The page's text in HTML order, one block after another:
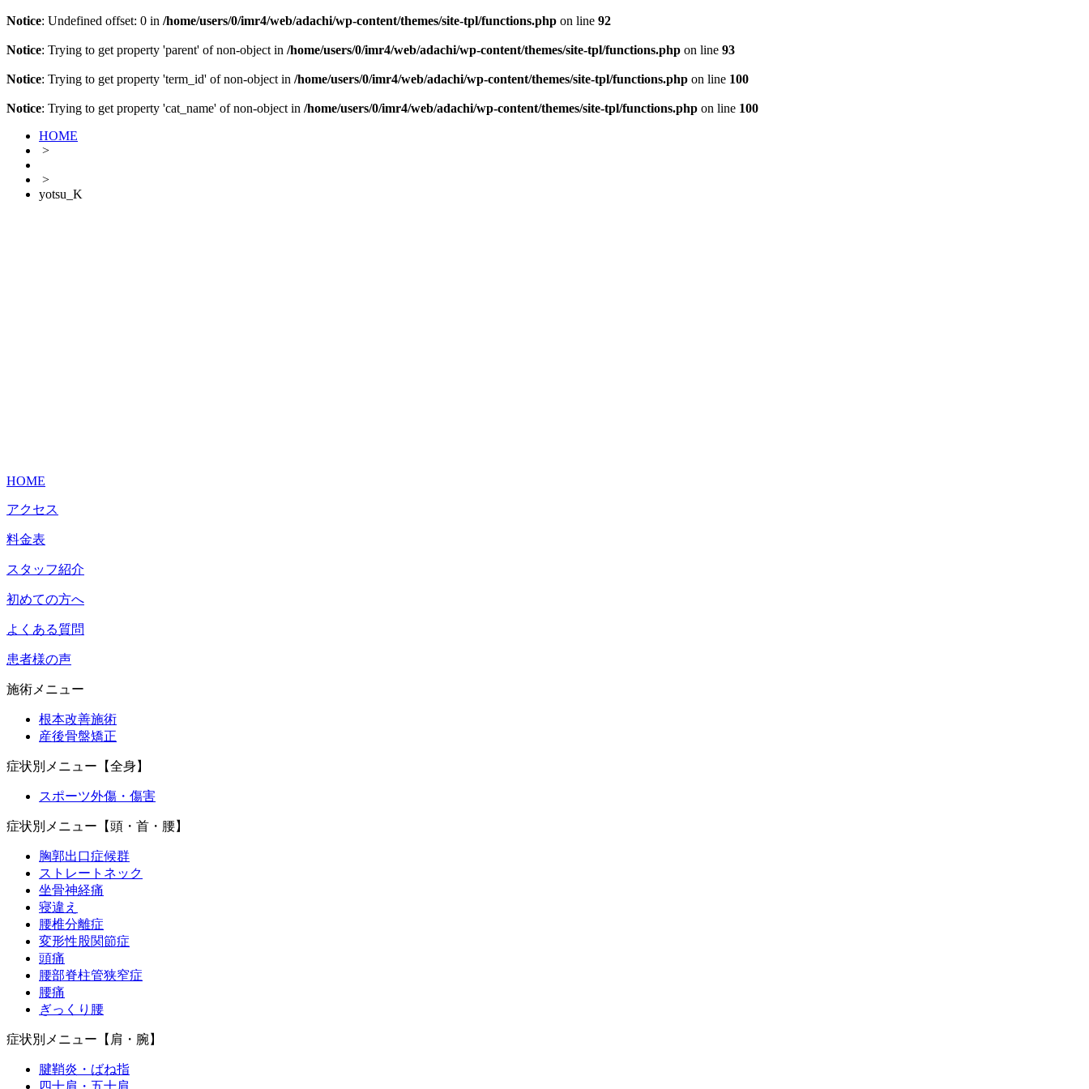
Notice: Undefined offset: 0 in /home/users/0/imr4/web/adachi/wp-content/themes/site-tpl/functions.php on line 92
Notice: Trying to get property 'parent' of non-object in /home/users/0/imr4/web/adachi/wp-content/themes/site-tpl/functions.php on line 93
Notice: Trying to get property 'term_id' of non-object in /home/users/0/imr4/web/adachi/wp-content/themes/site-tpl/functions.php on line 100
Notice: Trying to get property 'cat_name' of non-object in /home/users/0/imr4/web/adachi/wp-content/themes/site-tpl/functions.php on line 100
HOME
>
>
yotsu_K
HOME
アクセス
料金表
スタッフ紹介
初めての方へ
よくある質問
患者様の声
施術メニュー
根本改善施術
産後骨盤矯正
症状別メニュー【全身】
スポーツ外傷・傷害
症状別メニュー【頭・首・腰】
胸郭出口症候群
ストレートネック
坐骨神経痛
寝違え
腰椎分離症
変形性股関節症
頭痛
腰部脊柱管狭窄症
腰痛
ぎっくり腰
症状別メニュー【肩・腕】
腱鞘炎・ばね指